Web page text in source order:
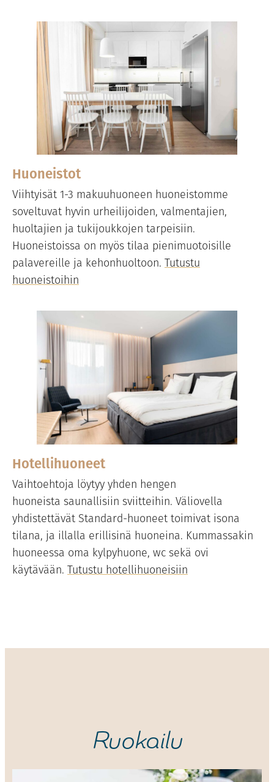
Huoneistot
Viihtyisät 1-3 makuuhuoneen huoneistomme
soveltuvat hyvin urheilijoiden, valmentajien,
huoltajien ja tukijoukkojen tarpeisiin.
Huoneistoissa on myös tilaa pienimuotoisille
palavereille ja kehonhuoltoon. Tutustu
huoneistoihin
Hotellihuoneet
Vaihtoehtoja löytyy yhden hengen
huoneista saunallisiin sviitteihin. Väliovella
yhdistettävät Standard-huoneet toimivat isona
tilana, ja illalla erillisinä huoneina. Kummassakin
huoneessa oma kylpyhuone, wc sekä ovi
käytävään. Tutustu hotellihuoneisiin
Ruokailu